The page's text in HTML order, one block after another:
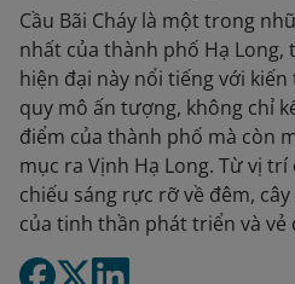
Cầu Bãi Cháy là một trong
nhất của thành phố Hạ Long,
hiện đại này nổi tiếng với
quy mô ấn tượng, không chỉ
điểm của thành phố mà còn
mục ra Vịnh Hạ Long. Từ vị
chiếu sáng rực rỡ về đêm,
của tinh thần phát triển và vẻ